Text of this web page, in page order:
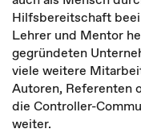
Hilfsbereitschaft
Lehrer und Mentor
gegründeten
viele weitere
Autoren, Referenten
die Controller-
weiter.